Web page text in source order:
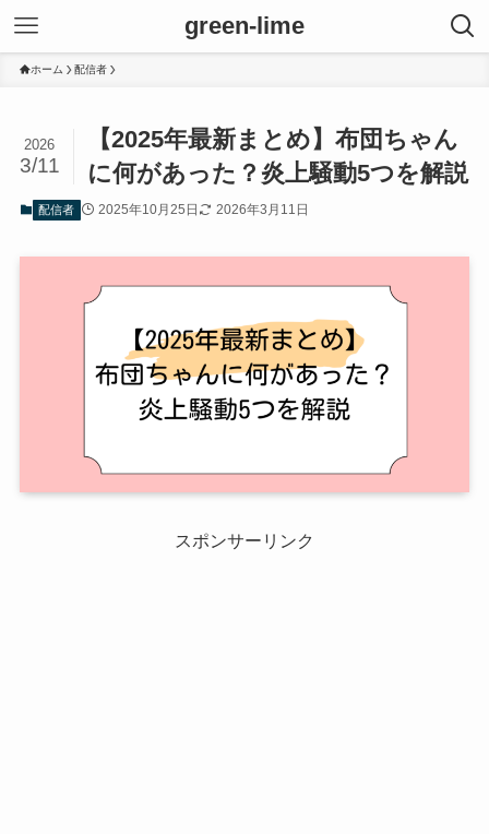
green-lime
ホーム 配信者
【2025年最新まとめ】布団ちゃん
に何があった？炎上騒動5つを解説
2026
3/11
配信者 2025年10月25日 2026年3月11日
スポンサーリンク